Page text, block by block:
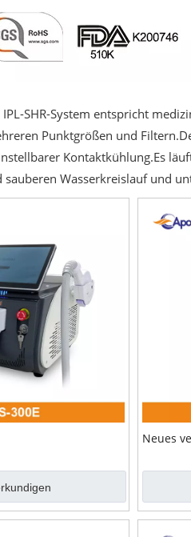
IPL-SHR-System entspricht
Punktgrößen und
Kontaktkühlung.Es
sauberen Wasserkreislauf und
Neues